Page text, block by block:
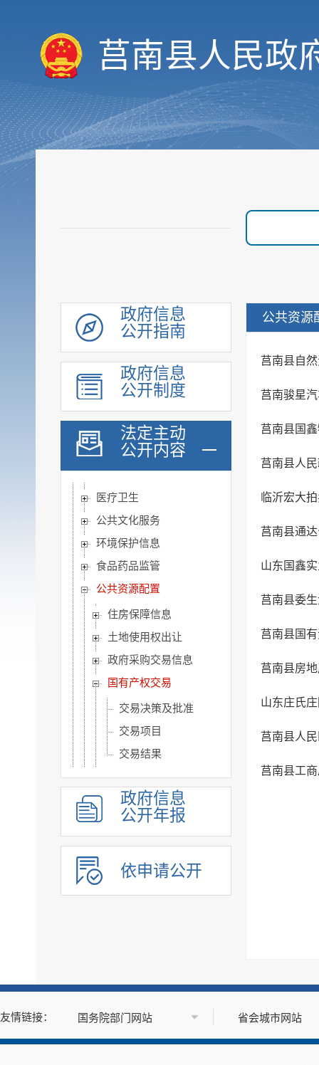
莒南县人民政
政府信息
公开指南
政府信息
公开制度
法定主动
公开内容
统计数据
财政信息
行政权力
价格与收费
优化服务
优化营商环境
脱贫攻坚
社会救助
社会福利
养老服务
稳岗就业
教育信息
医疗卫生
公共文化服务
环境保护信息
食品药品监管
公共资源配置
住房保障信息
土地使用权出让
政府采购交易信息
国有产权交易
交易决策及批准
交易项目
交易结果
工程建设项目招投标
矿业权出让
不动产登记
公共监管信息
涉农补贴
政府信息
公开年报
依申请公开
公共资源
莒南县自
莒南骏星
莒南县国
莒南县人
临沂宏大
莒南县通
山东国鑫
莒南县委
莒南县国
莒南县房
山东庄氏
莒南县人
莒南县工